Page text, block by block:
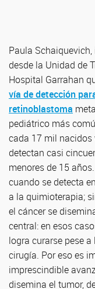
Paula Schaiquevich,
desde la Unidad de
Hospital Garrahan
vía de detección
retinoblastoma
pediátrico más
cada 17 mil nacidos
detectan casi
menores de 15
cuando se detecta
a la quimioterapia;
el cáncer se
central: en esos
logra curarse pese
cirugía. Por eso es
imprescindible
disemina el tumor,